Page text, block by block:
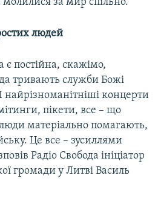
за мир спільно.
людей
постійна, скажімо,
тривають служби Божі
концерти
пікети, все – що
матеріально помагають,
Це все – зусиллями
Радіо Свобода ініціатор
громади у Литві Василь